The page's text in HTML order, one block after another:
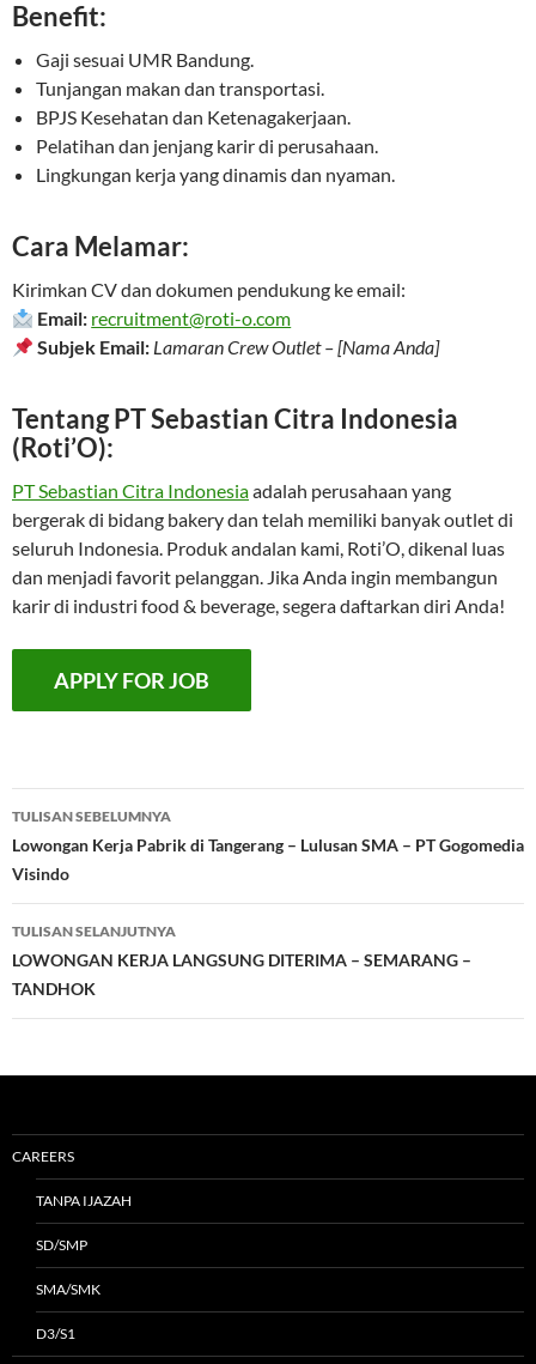
Benefit:
Gaji sesuai UMR Bandung.
Tunjangan makan dan transportasi.
BPJS Kesehatan dan Ketenagakerjaan.
Pelatihan dan jenjang karir di perusahaan.
Lingkungan kerja yang dinamis dan nyaman.
Cara Melamar:
Kirimkan CV dan dokumen pendukung ke email:
Email: recruitment@roti-o.com
Subjek Email: Lamaran Crew Outlet – [Nama Anda]
Tentang PT Sebastian Citra Indonesia
(Roti’O):
PT Sebastian Citra Indonesiaadalah perusahaan yang
bergerak di bidang bakery dan telah memiliki banyak outlet di
seluruh Indonesia. Produk andalan kami, Roti’O, dikenal luas
dan menjadi favorit pelanggan. Jika Anda ingin membangun
karir di industri food & beverage, segera daftarkan diri Anda!
Navigasi
Tulisan
TULISAN SEBELUMNYA
Lowongan Kerja Pabrik di Tangerang – Lulusan SMA – PT Gogomedia
Visindo
TULISAN SELANJUTNYA
LOWONGAN KERJA LANGSUNG DITERIMA – SEMARANG –
TANDHOK
CAREERS
TANPA IJAZAH
SD/SMP
SMA/SMK
D3/S1